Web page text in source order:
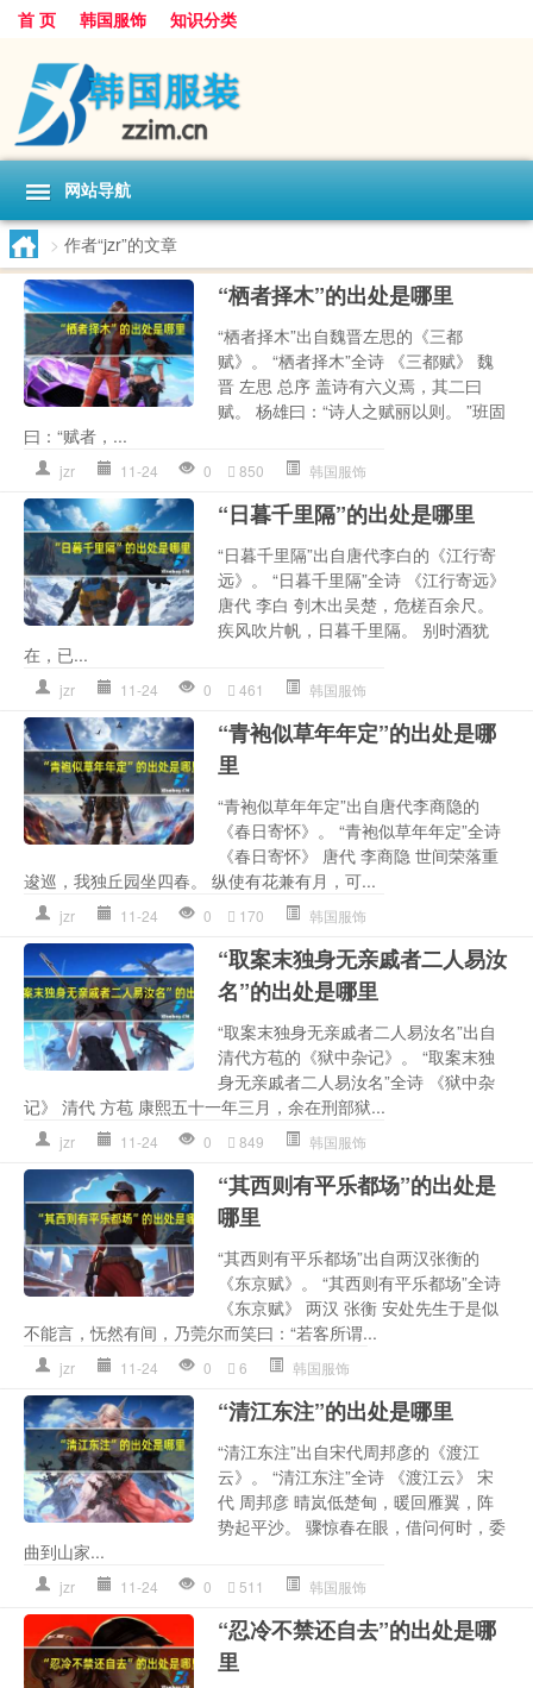
首 页 韩国服饰 知识分类
网站导航
> 作者“jzr”的文章
“栖者择木”的出处是哪里
“栖者择木”出自魏晋左思的《三都
赋》。 “栖者择木”全诗 《三都赋》 魏
晋 左思 总序 盖诗有六义焉，其二曰
赋。 杨雄曰：“诗人之赋丽以则。 ”班固
曰：“赋者，...
jzr 11-24 0 850 韩国服饰
“日暮千里隔”的出处是哪里
“日暮千里隔”出自唐代李白的《江行寄
远》。 “日暮千里隔”全诗 《江行寄远》
唐代 李白 刳木出吴楚，危槎百余尺。
疾风吹片帆，日暮千里隔。 别时酒犹
在，已...
jzr 11-24 0 461 韩国服饰
“青袍似草年年定”的出处是哪
里
“青袍似草年年定”出自唐代李商隐的
《春日寄怀》。 “青袍似草年年定”全诗
《春日寄怀》 唐代 李商隐 世间荣落重
逡巡，我独丘园坐四春。 纵使有花兼有月，可...
jzr 11-24 0 170 韩国服饰
“取案末独身无亲戚者二人易汝
名”的出处是哪里
“取案末独身无亲戚者二人易汝名”出自
清代方苞的《狱中杂记》。 “取案末独
身无亲戚者二人易汝名”全诗 《狱中杂
记》 清代 方苞 康熙五十一年三月，余在刑部狱...
jzr 11-24 0 849 韩国服饰
“其西则有平乐都场”的出处是
哪里
“其西则有平乐都场”出自两汉张衡的
《东京赋》。 “其西则有平乐都场”全诗
《东京赋》 两汉 张衡 安处先生于是似
不能言，怃然有间，乃莞尔而笑曰：“若客所谓...
jzr 11-24 0 6 韩国服饰
“清江东注”的出处是哪里
“清江东注”出自宋代周邦彦的《渡江
云》。 “清江东注”全诗 《渡江云》 宋
代 周邦彦 晴岚低楚甸，暖回雁翼，阵
势起平沙。 骤惊春在眼，借问何时，委
曲到山家...
jzr 11-24 0 511 韩国服饰
“忍冷不禁还自去”的出处是哪
里